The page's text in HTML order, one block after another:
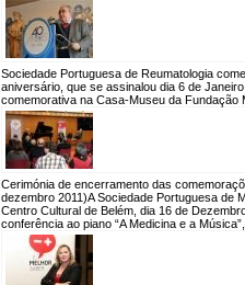
Sociedade Portuguesa de Reumatologia
aniversário, que se assinalou dia 6 de
comemorativa na Casa-Museu da Fundação
Cerimónia de encerramento das
dezembro 2011)A Sociedade Portuguesa de
Centro Cultural de Belém, dia 16 de
conferência ao piano “A Medicina e a